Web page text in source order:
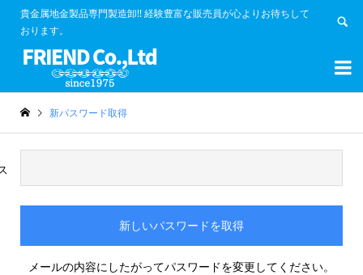
貴金属地金製品専門製造卸!! 経験豊富な販売員が心よりお待ちして
おります。


新パスワード取得
メールの内容にしたがってパスワードを変更してください。